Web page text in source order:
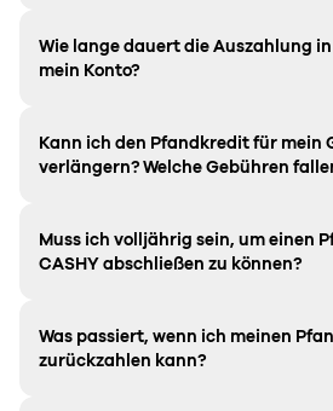
Wie lange dauert die Auszahlung
mein Konto?
Kann ich den Pfandkredit für mein
verlängern? Welche Gebühren
Muss ich volljährig sein, um einen
CASHY abschließen zu können?
Was passiert, wenn ich meinen
zurückzahlen kann?